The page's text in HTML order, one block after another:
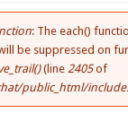
: The each()
be suppressed on
(line 2405of
public_html/